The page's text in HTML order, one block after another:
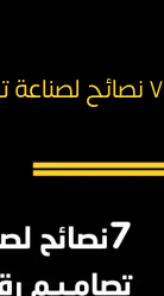
٧ نصائح لصناعة تصاميم رقمية مؤثرة